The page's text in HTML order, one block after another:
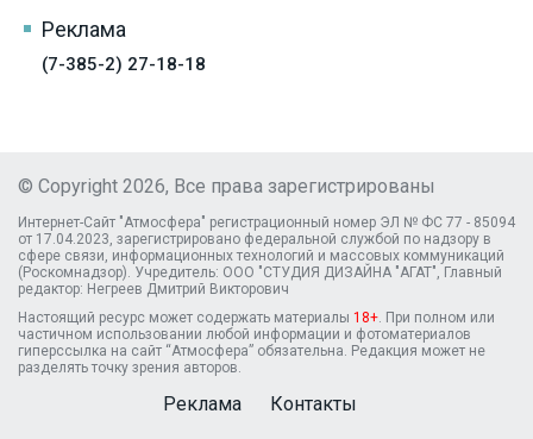
Реклама
(7-385-2) 27-18-18
© Copyright 2026, Все права зарегистрированы
Интернет-Сайт "Атмосфера" регистрационный номер ЭЛ № ФС 77 - 85094
от 17.04.2023, зарегистрировано федеральной службой по надзору в
сфере связи, информационных технологий и массовых коммуникаций
(Роскомнадзор). Учредитель: ООО "СТУДИЯ ДИЗАЙНА "АГАТ", Главный
редактор: Негреев Дмитрий Викторович
Настоящий ресурс может содержать материалы 18+ . При полном или
частичном использовании любой информации и фотоматериалов
гиперссылка на сайт “Атмосфера” обязательна. Редакция может не
разделять точку зрения авторов.
Реклама Контакты